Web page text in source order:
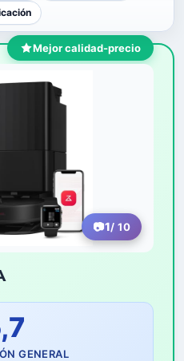
Mejor calidad-precio
1/ 10
GENERAL